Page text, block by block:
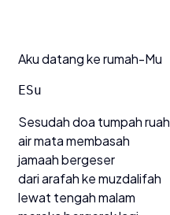
Aku datang ke rumah-Mu
ESu
Sesudah doa tumpah ruah
air mata membasah
jamaah bergeser
dari arafah ke muzdalifah
lewat tengah malam